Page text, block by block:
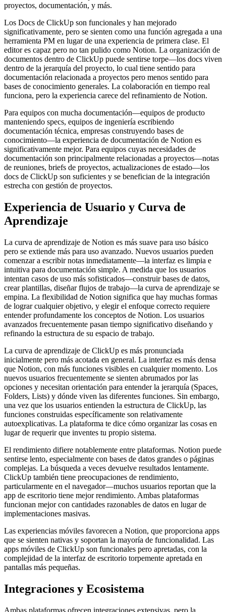
proyectos, documentación, y más.
Los Docs de ClickUp son funcionales y han mejorado
significativamente, pero se sienten como una función agregada a una
herramienta PM en lugar de una experiencia de primera clase. El
editor es capaz pero no tan pulido como Notion. La organización de
documentos dentro de ClickUp puede sentirse torpe—los docs viven
dentro de la jerarquía del proyecto, lo cual tiene sentido para
documentación relacionada a proyectos pero menos sentido para
bases de conocimiento generales. La colaboración en tiempo real
funciona, pero la experiencia carece del refinamiento de Notion.
Para equipos con mucha documentación—equipos de producto
manteniendo specs, equipos de ingeniería escribiendo
documentación técnica, empresas construyendo bases de
conocimiento—la experiencia de documentación de Notion es
significativamente mejor. Para equipos cuyas necesidades de
documentación son principalmente relacionadas a proyectos—notas
de reuniones, briefs de proyectos, actualizaciones de estado—los
docs de ClickUp son suficientes y se benefician de la integración
estrecha con gestión de proyectos.
Experiencia de Usuario y Curva de
Aprendizaje
La curva de aprendizaje de Notion es más suave para uso básico
pero se extiende más para uso avanzado. Nuevos usuarios pueden
comenzar a escribir notas inmediatamente—la interfaz es limpia e
intuitiva para documentación simple. A medida que los usuarios
intentan casos de uso más sofisticados—construir bases de datos,
crear plantillas, diseñar flujos de trabajo—la curva de aprendizaje se
empina. La flexibilidad de Notion significa que hay muchas formas
de lograr cualquier objetivo, y elegir el enfoque correcto requiere
entender profundamente los conceptos de Notion. Los usuarios
avanzados frecuentemente pasan tiempo significativo diseñando y
refinando la estructura de su espacio de trabajo.
La curva de aprendizaje de ClickUp es más pronunciada
inicialmente pero más acotada en general. La interfaz es más densa
que Notion, con más funciones visibles en cualquier momento. Los
nuevos usuarios frecuentemente se sienten abrumados por las
opciones y necesitan orientación para entender la jerarquía (Spaces,
Folders, Lists) y dónde viven las diferentes funciones. Sin embargo,
una vez que los usuarios entienden la estructura de ClickUp, las
funciones construidas específicamente son relativamente
autoexplicativas. La plataforma te dice cómo organizar las cosas en
lugar de requerir que inventes tu propio sistema.
El rendimiento difiere notablemente entre plataformas. Notion puede
sentirse lento, especialmente con bases de datos grandes o páginas
complejas. La búsqueda a veces devuelve resultados lentamente.
ClickUp también tiene preocupaciones de rendimiento,
particularmente en el navegador—muchos usuarios reportan que la
app de escritorio tiene mejor rendimiento. Ambas plataformas
funcionan mejor con cantidades razonables de datos en lugar de
implementaciones masivas.
Las experiencias móviles favorecen a Notion, que proporciona apps
que se sienten nativas y soportan la mayoría de funcionalidad. Las
apps móviles de ClickUp son funcionales pero apretadas, con la
complejidad de la interfaz de escritorio torpemente apretada en
pantallas más pequeñas.
Integraciones y Ecosistema
Ambas plataformas ofrecen integraciones extensivas, pero la